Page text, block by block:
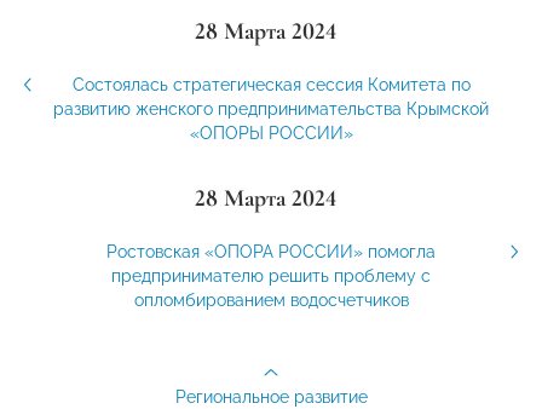
28 Марта 2024
Состоялась стратегическая сессия Комитета по
развитию женского предпринимательства Крымской
«ОПОРЫ РОССИИ»
28 Марта 2024
Ростовская «ОПОРА РОССИИ» помогла
предпринимателю решить проблему с
опломбированием водосчетчиков
Региональное развитие